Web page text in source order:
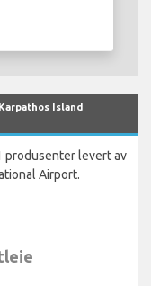
Island
produsenter levert av
Airport.